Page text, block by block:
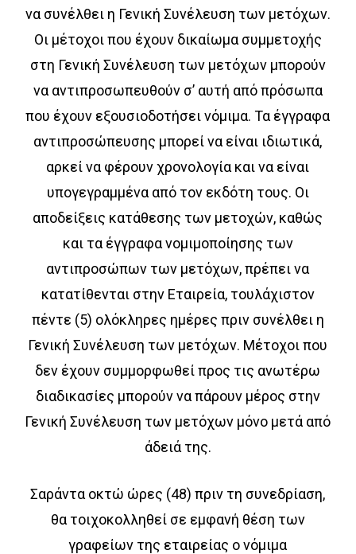
να συνέλθει η Γενική Συνέλευση των μετόχων.
Οι μέτοχοι που έχουν δικαίωμα συμμετοχής
στη Γενική Συνέλευση των μετόχων μπορούν
να αντιπροσωπευθούν σ’ αυτή από πρόσωπα
που έχουν εξουσιοδοτήσει νόμιμα. Τα έγγραφα
αντιπροσώπευσης μπορεί να είναι ιδιωτικά,
αρκεί να φέρουν χρονολογία και να είναι
υπογεγραμμένα από τον εκδότη τους. Οι
αποδείξεις κατάθεσης των μετοχών, καθώς
και τα έγγραφα νομιμοποίησης των
αντιπροσώπων των μετόχων, πρέπει να
κατατίθενται στην Εταιρεία, τουλάχιστον
πέντε (5) ολόκληρες ημέρες πριν συνέλθει η
Γενική Συνέλευση των μετόχων. Μέτοχοι που
δεν έχουν συμμορφωθεί προς τις ανωτέρω
διαδικασίες μπορούν να πάρουν μέρος στην
Γενική Συνέλευση των μετόχων μόνο μετά από
άδειά της.
Σαράντα οκτώ ώρες (48) πριν τη συνεδρίαση,
θα τοιχοκολληθεί σε εμφανή θέση των
γραφείων της εταιρείας ο νόμιμα